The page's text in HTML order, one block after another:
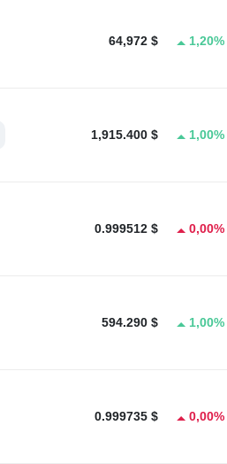
64,972 $ 1,20%
1,915.400 $ 1,00%
0.999512 $ 0,00%
594.290 $ 1,00%
0.999735 $ 0,00%